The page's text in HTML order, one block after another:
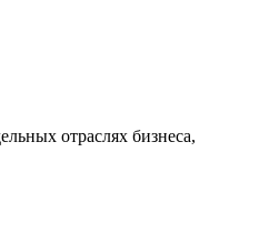
отраслях бизнеса,